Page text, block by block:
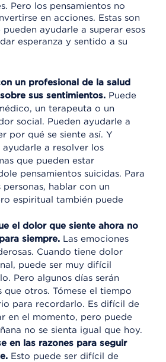
Pero los pensamientos no
en acciones. Estas son
pueden ayudarle a superar esos
esperanza y sentido a su
un profesional de la salud
sus sentimientos. Puede
un terapeuta o un
social. Pueden ayudarle a
por qué se siente así. Y
ayudarle a resolver los
que pueden estar
pensamientos suicidas. Para
personas, hablar con un
espiritual también puede
el dolor que siente ahora no
siempre. Las emociones
Cuando tiene dolor
puede ser muy difícil
Pero algunos días serán
que otros. Tómese el tiempo
para recordarlo. Es difícil de
en el momento, pero puede
no se sienta igual que hoy.
en las razones para seguir
Esto puede ser difícil de